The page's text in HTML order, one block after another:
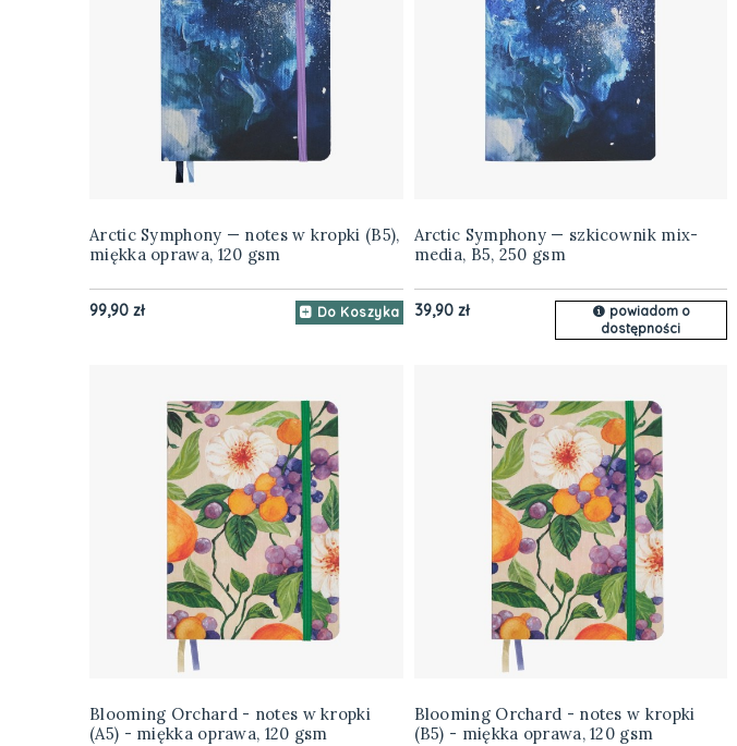
Arctic Symphony — notes w kropki (B5),
miękka oprawa, 120 gsm
99,90 zł Do Koszyka
Arctic Symphony — szkicownik mix-
media, B5, 250 gsm
39,90 zł
powiadom o
dostępności
Blooming Orchard - notes w kropki
(A5) - miękka oprawa, 120 gsm
Blooming Orchard - notes w kropki
(B5) - miękka oprawa, 120 gsm